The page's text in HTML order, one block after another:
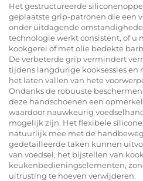
Het gestructureerde
geplaatste grip-patronen die een
onder uitdagende
technologie werkt consistent, of u
kookgerei of met olie bedekte
De verbeterde grip vermindert
tijdens langdurige kooksessies
het laten vallen van hete
Ondanks de robuuste
deze handschoenen een
waardoor nauwkeurig
mogelijk zijn. Het flexibele
natuurlijk mee met de
gedetailleerde taken kunnen
van voedsel, het bijstellen van
keukenbedieningselementen,
uitrusting te hoeven verwijderen.